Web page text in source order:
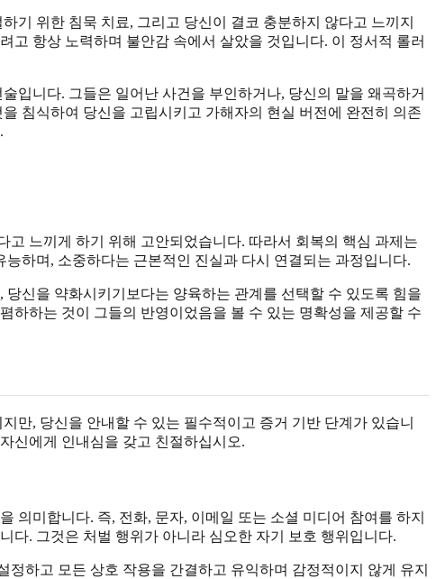
기 위한 침묵 치료, 그리고 당신이 결코 충분하지 않다고 느끼지
고 항상 노력하며 불안감 속에서 살았을 것입니다. 이 정서적 롤러
입니다. 그들은 일어난 사건을 부인하거나, 당신의 말을 왜곡하거
침식하여 당신을 고립시키고 가해자의 현실 버전에 완전히 의존
느끼게 하기 위해 고안되었습니다. 따라서 회복의 핵심 과제는
하며, 소중하다는 근본적인 진실과 다시 연결되는 과정입니다.
신을 약화시키기보다는 양육하는 관계를 선택할 수 있도록 힘을
하하는 것이 그들의 반영이었음을 볼 수 있는 명확성을 제공할 수
만, 당신을 안내할 수 있는 필수적이고 증거 기반 단계가 있습니
신에게 인내심을 갖고 친절하십시오.
의미합니다. 즉, 전화, 문자, 이메일 또는 소셜 미디어 참여를 하지
다. 그것은 처벌 행위가 아니라 심오한 자기 보호 행위입니다.
하고 모든 상호 작용을 간결하고 유익하며 감정적이지 않게 유지